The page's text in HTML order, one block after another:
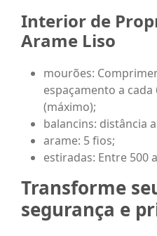
Interior de
Arame Liso
mourões:
espaçamento a
(máximo);
balancins: distância
arame: 5 fios;
estiradas: Entre 500
Transforme
segurança e